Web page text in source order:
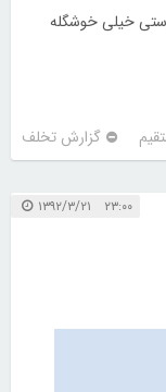
خیلی خوشگله
گزارش تخلف
۲۳:۰۰ ۱۳۹۲/۳/۲۱